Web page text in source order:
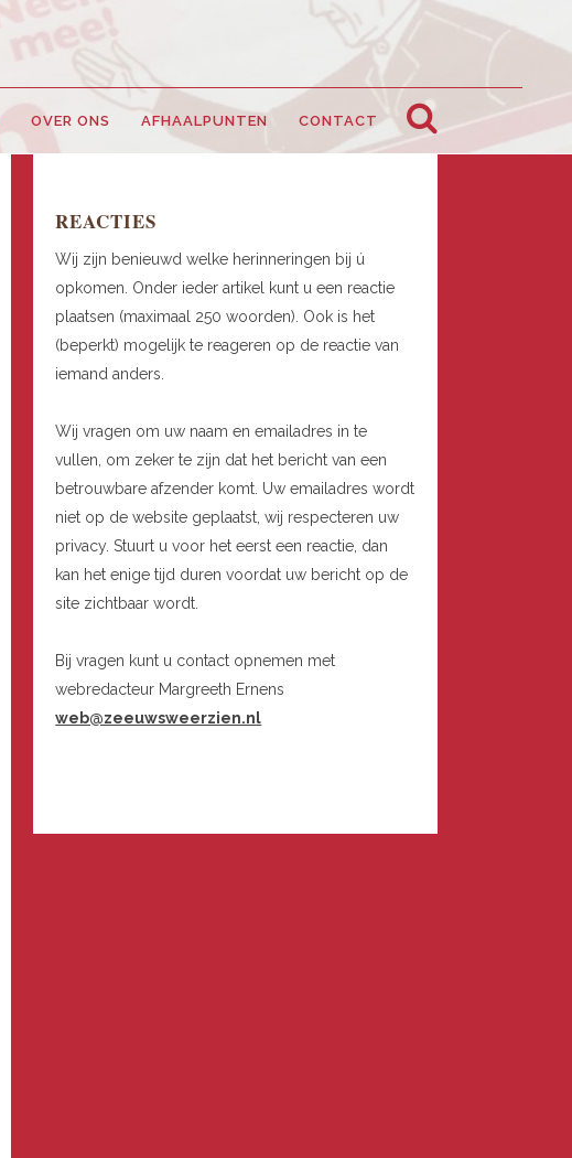
OVER ONS AFHAALPUNTEN CONTACT
REACTIES
Wij zijn benieuwd welke herinneringen bij ú
opkomen. Onder ieder artikel kunt u een reactie
plaatsen (maximaal 250 woorden). Ook is het
(beperkt) mogelijk te reageren op de reactie van
iemand anders.
Wij vragen om uw naam en emailadres in te
vullen, om zeker te zijn dat het bericht van een
betrouwbare afzender komt. Uw emailadres wordt
niet op de website geplaatst, wij respecteren uw
privacy. Stuurt u voor het eerst een reactie, dan
kan het enige tijd duren voordat uw bericht op de
site zichtbaar wordt.
Bij vragen kunt u contact opnemen met
webredacteur Margreeth Ernens
web@zeeuwsweerzien.nl